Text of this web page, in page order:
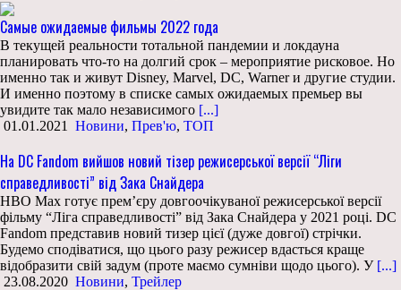
Самые ожидаемые фильмы 2022 года
В текущей реальности тотальной пандемии и локдауна
планировать что-то на долгий срок – мероприятие рисковое. Но
именно так и живут Disney, Marvel, DC, Warner и другие студии.
И именно поэтому в списке самых ожидаемых премьер вы
увидите так мало независимого [...]
01.01.2021
Новини, Прев'ю, ТОП
На DC Fandom вийшов новий тізер режисерської версії “Ліги
справедливості” від Зака Снайдера
HBO Max готує прем’єру довгоочікуваної режисерської версії
фільму “Ліга справедливості” від Зака Снайдера у 2021 році. DC
Fandom представив новий тизер цієї (дуже довгої) стрічки.
Будемо сподіватися, що цього разу режисер вдасться краще
відобразити свій задум (проте маємо сумніви щодо цього). У[...]
23.08.2020 Новини, Трейлер